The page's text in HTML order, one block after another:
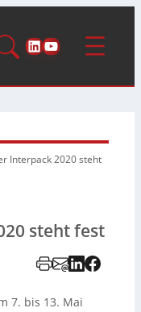
LinkedIn
YouTube
Interpack 2020 steht
steht fest
7. bis 13. Mai